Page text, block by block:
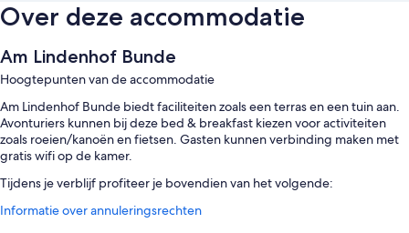
Over deze accommodatie
Am Lindenhof Bunde
Hoogtepunten van de accommodatie
Am Lindenhof Bunde biedt faciliteiten zoals een terras en een tuin aan.
Avonturiers kunnen bij deze bed & breakfast kiezen voor activiteiten
zoals roeien/kanoën en fietsen. Gasten kunnen verbinding maken met
gratis wifi op de kamer.
Tijdens je verblijf profiteer je bovendien van het volgende:
Gratis plaatsen voor zelf parkeren
Informatie over annuleringsrechten